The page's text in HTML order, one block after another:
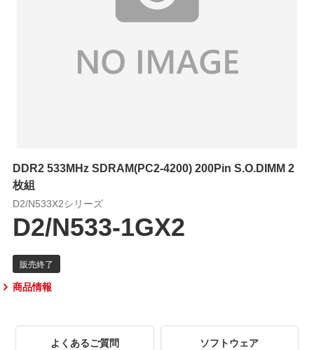
DDR2 533MHz SDRAM(PC2-4200) 200Pin S.O.DIMM 2
枚組
D2/N533X2シリーズ
D2/N533-1GX2
商品情報
よくあるご質問 ソフトウェア